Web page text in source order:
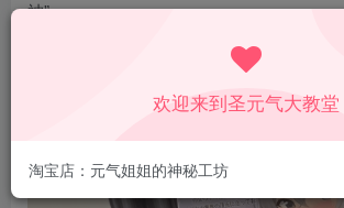
神”。
欢迎来到圣元气大教堂
淘宝店：元气姐姐的神秘工坊